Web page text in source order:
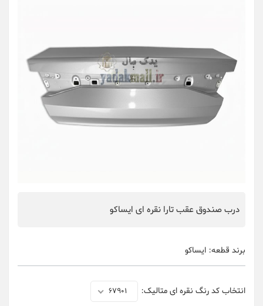
درب صندوق عقب تارا نقره ای ایساکو
برند قطعه: ایساکو
انتخاب کد رنگ نقره ای متالیک: 67901